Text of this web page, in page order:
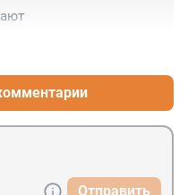
Отправить